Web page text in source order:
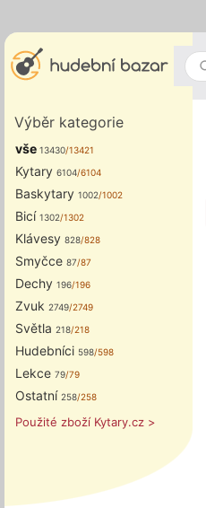
Výběr kategorie
vše 13430/13421
Kytary 6104/6104
Baskytary 1002/1002
Bicí 1302/1302
Klávesy 828/828
Smyčce 87/87
Dechy 196/196
Zvuk 2749/2749
Světla 218/218
Hudebníci 598/598
Lekce 79/79
Ostatní 258/258
Použité zboží Kytary.cz >